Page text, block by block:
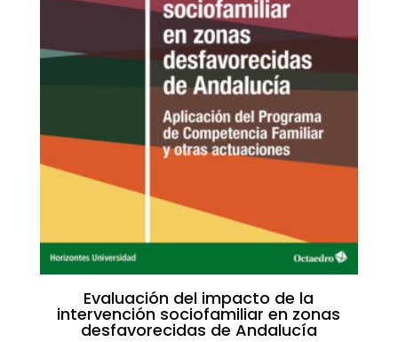
Evaluación del impacto de la
intervención sociofamiliar en zonas
desfavorecidas de Andalucía